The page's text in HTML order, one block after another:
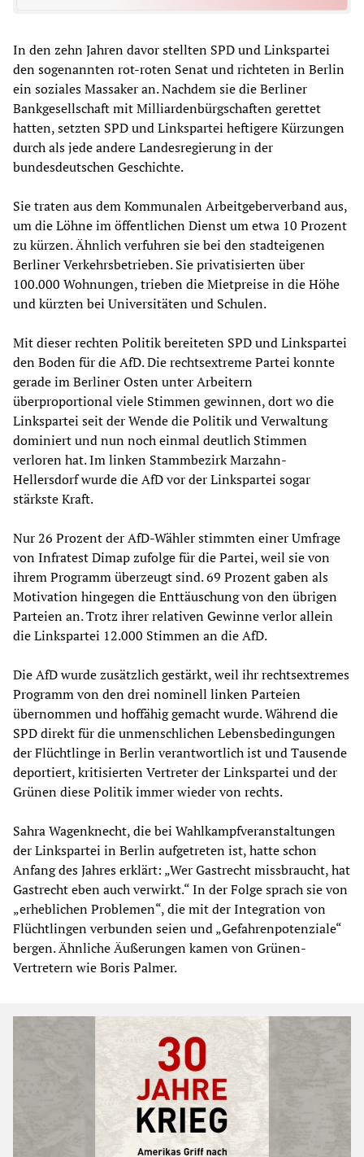
In den zehn Jahren davor stellten SPD und Linkspartei
den sogenannten rot-roten Senat und richteten in Berlin
ein soziales Massaker an. Nachdem sie die Berliner
Bankgesellschaft mit Milliardenbürgschaften gerettet
hatten, setzten SPD und Linkspartei heftigere Kürzungen
durch als jede andere Landesregierung in der
bundesdeutschen Geschichte.
Sie traten aus dem Kommunalen Arbeitgeberverband aus,
um die Löhne im öffentlichen Dienst um etwa 10 Prozent
zu kürzen. Ähnlich verfuhren sie bei den stadteigenen
Berliner Verkehrsbetrieben. Sie privatisierten über
100.000 Wohnungen, trieben die Mietpreise in die Höhe
und kürzten bei Universitäten und Schulen.
Mit dieser rechten Politik bereiteten SPD und Linkspartei
den Boden für die AfD. Die rechtsextreme Partei konnte
gerade im Berliner Osten unter Arbeitern
überproportional viele Stimmen gewinnen, dort wo die
Linkspartei seit der Wende die Politik und Verwaltung
dominiert und nun noch einmal deutlich Stimmen
verloren hat. Im linken Stammbezirk Marzahn-
Hellersdorf wurde die AfD vor der Linkspartei sogar
stärkste Kraft.
Nur 26 Prozent der AfD-Wähler stimmten einer Umfrage
von Infratest Dimap zufolge für die Partei, weil sie von
ihrem Programm überzeugt sind. 69 Prozent gaben als
Motivation hingegen die Enttäuschung von den übrigen
Parteien an. Trotz ihrer relativen Gewinne verlor allein
die Linkspartei 12.000 Stimmen an die AfD.
Die AfD wurde zusätzlich gestärkt, weil ihr rechtsextremes
Programm von den drei nominell linken Parteien
übernommen und hoffähig gemacht wurde. Während die
SPD direkt für die unmenschlichen Lebensbedingungen
der Flüchtlinge in Berlin verantwortlich ist und Tausende
deportiert, kritisierten Vertreter der Linkspartei und der
Grünen diese Politik immer wieder von rechts.
Sahra Wagenknecht, die bei Wahlkampfveranstaltungen
der Linkspartei in Berlin aufgetreten ist, hatte schon
Anfang des Jahres erklärt: „Wer Gastrecht missbraucht, hat
Gastrecht eben auch verwirkt.“ In der Folge sprach sie von
„erheblichen Problemen“, die mit der Integration von
Flüchtlingen verbunden seien und „Gefahrenpotenziale“
bergen. Ähnliche Äußerungen kamen von Grünen-
Vertretern wie Boris Palmer.